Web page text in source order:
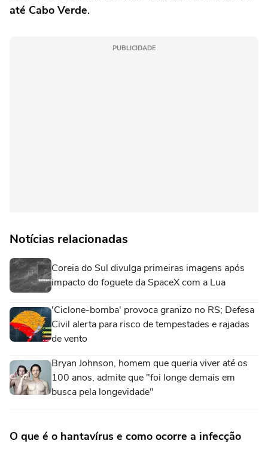
até Cabo Verde.
PUBLICIDADE
Notícias relacionadas
Coreia do Sul divulga primeiras imagens após
impacto do foguete da SpaceX com a Lua
'Ciclone-bomba' provoca granizo no RS; Defesa
Civil alerta para risco de tempestades e rajadas
de vento
Bryan Johnson, homem que queria viver até os
100 anos, admite que "foi longe demais em
busca pela longevidade"
O que é o hantavírus e como ocorre a infecção